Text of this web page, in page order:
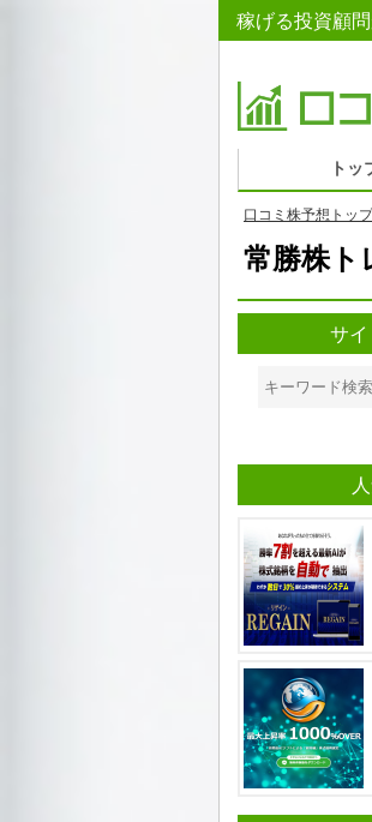
稼げる投資顧
トッ
口コミ株予想トッ
常勝株ト
サ